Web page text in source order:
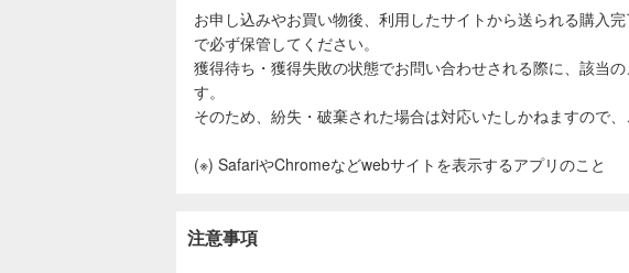
お申し込みやお買い物後、利用したサイトから送られる購入
で必ず保管してください。
獲得待ち・獲得失敗の状態でお問い合わせされる際に、該当
す。
そのため、紛失・破棄された場合は対応いたしかねますので、
(※) SafariやChromeなどwebサイトを表示するアプリのこと
注意事項